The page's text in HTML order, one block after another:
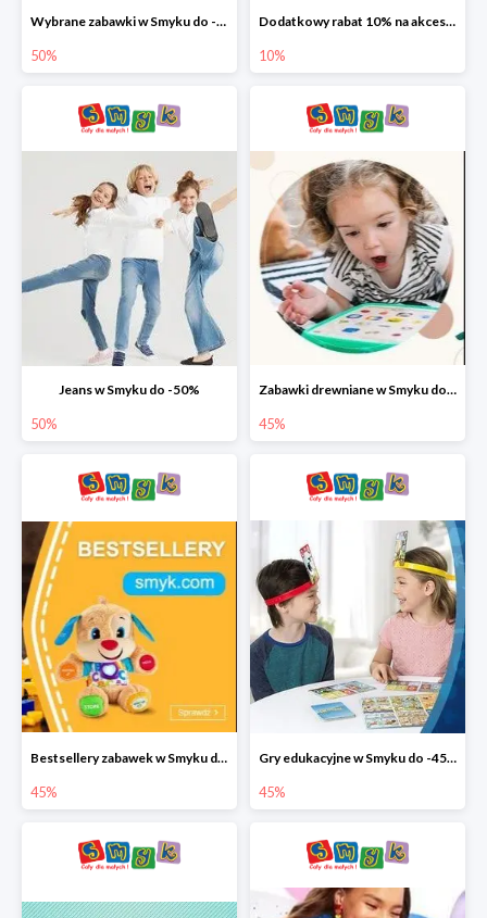
Wybrane zabawki w Smyku do -50%
50%
Dodatkowy rabat 10% na akcesoria dziecięce
10%
Jeans w Smyku do -50%
50%
Zabawki drewniane w Smyku do -45%
45%
Bestsellery zabawek w Smyku do -45%
45%
Gry edukacyjne w Smyku do -45%
45%